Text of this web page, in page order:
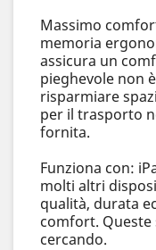
Massimo
memoria
assicura un
pieghevole non
risparmiare
per il trasporto
fornita.
Funziona con:
molti altri
qualità, durata
comfort. Queste
cercando.